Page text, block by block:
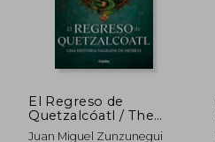
El Regreso de
Quetzalcóatl / The
Return of
Juan Miguel Zunzunegui